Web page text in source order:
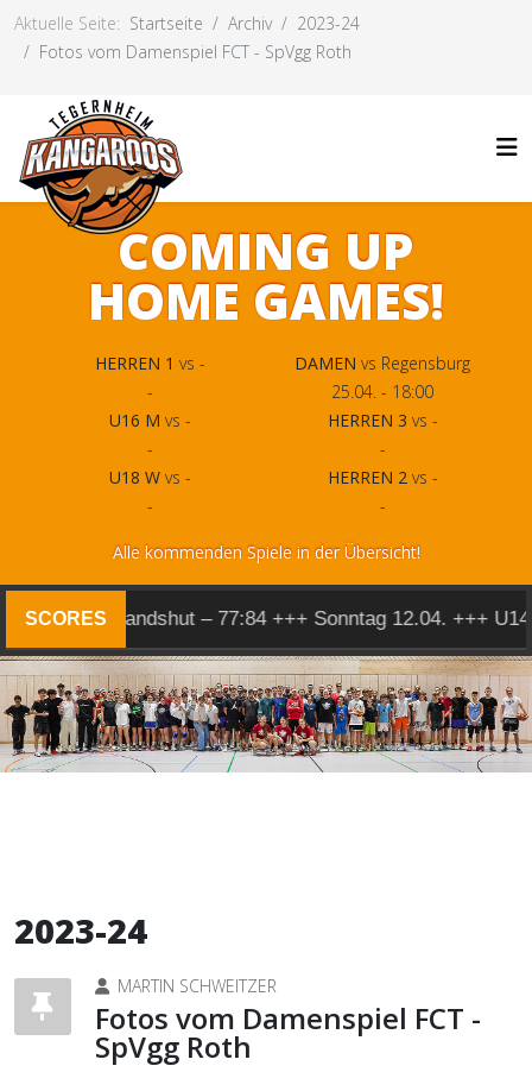
Aktuelle Seite: Startseite Archiv
2023-24
Fotos vom Damenspiel FCT - SpVgg Roth
COMING UP
HOME GAMES!
HERREN 1 vs -
-
DAMEN vs Regensburg
25.04. - 18:00
U16 M vs -
-
HERREN 3 vs -
-
U18 Wvs -
-
HERREN 2vs -
-
Alle kommenden Spiele in der Übersicht!
SCORES
1 @ Landshut – 77:84 +++ Sonntag 12.04. +++ U14 BL
2023-24
MARTIN SCHWEITZER
Fotos vom Damenspiel FCT -
SpVgg Roth